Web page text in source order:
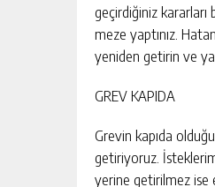
geçirdiğiniz kararları
meze yaptınız.
yeniden getirin ve
GREV KAPIDA
Grevin kapıda
getiriyoruz.
yerine getirilmez ise